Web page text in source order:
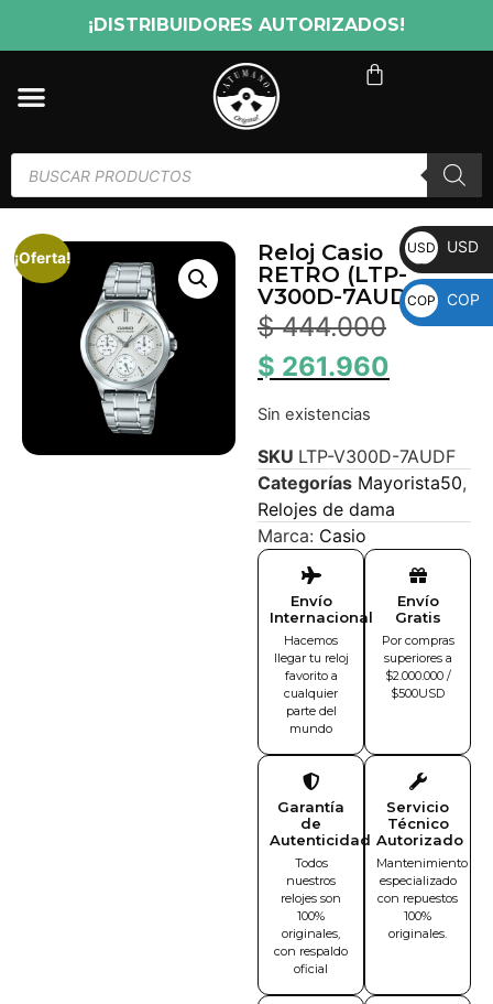
¡DISTRIBUIDORES AUTORIZADOS!
¡Oferta!
Reloj Casio
RETRO (LTP-
V300D-7AUDF)
$444.000
$ 261.960
Sin existencias
SKU LTP-V300D-7AUDF
Categorías Mayorista50,
Relojes de dama
Marca: Casio
Envío
Internacional
Hacemos
llegar tu reloj
favorito a
cualquier
parte del
mundo
Envío
Gratis
Por compras
superiores a
$2.000.000 /
$500USD
Garantía
de
Autenticidad
Todos
nuestros
relojes son
100%
originales,
con respaldo
oficial
Servicio
Técnico
Autorizado
Mantenimiento
especializado
con repuestos
100%
originales.
USD USD
COP COP